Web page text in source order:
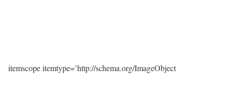
itemscope itemtype=’http://schema.org/ImageObject